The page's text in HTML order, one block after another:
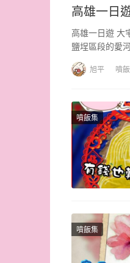
高雄一日
高雄一日遊 大
鹽埕區段的愛
旭平 噴
噴飯集
噴飯集